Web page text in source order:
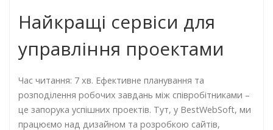
Найкращі сервіси для
управління проектами
Час читання: 7 хв. Ефективне планування та
розподілення робочих завдань між співробітниками –
це запорука успішних проектів. Тут, у BestWebSoft, ми
працюємо над дизайном та розробкою сайтів,